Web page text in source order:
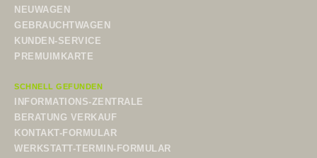
NEUWAGEN
GEBRAUCHTWAGEN
KUNDEN-SERVICE
PREMUIMKARTE
SCHNELL GEFUNDEN
INFORMATIONS-ZENTRALE
BERATUNG VERKAUF
KONTAKT-FORMULAR
WERKSTATT-TERMIN-FORMULAR